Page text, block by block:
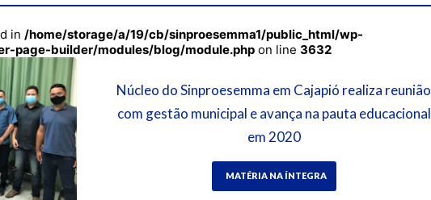
in /home/storage/a/19/cb/sinproesemma1/public_html/wp-
page-builder/modules/blog/module.php on line 3632
Núcleo do Sinproesemma em Cajapió realiza reunião
com gestão municipal e avança na pauta educacional
em 2020
MATÉRIA NA ÍNTEGRA